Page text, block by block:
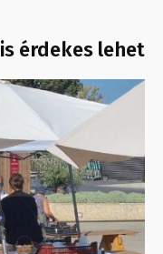
is érdekes lehet